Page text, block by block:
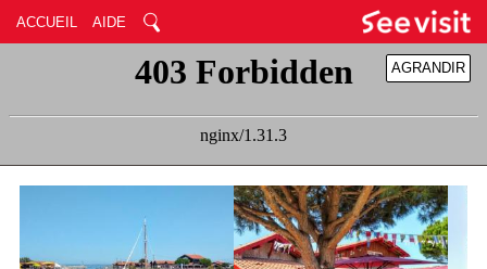
ACCUEIL AIDE
RÉDUIRE
AGRANDIR